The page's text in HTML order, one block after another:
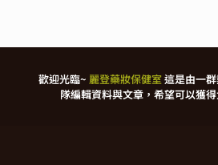
歡迎光臨~ 麗登藥妝保健室這是由一
隊編輯資料與文章，希望可以獲